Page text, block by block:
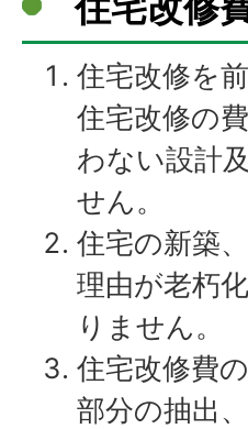
住宅改修を
住宅改修の
わない設計
せん。
住宅の新築
理由が老朽
りません。
住宅改修費
部分の抽出